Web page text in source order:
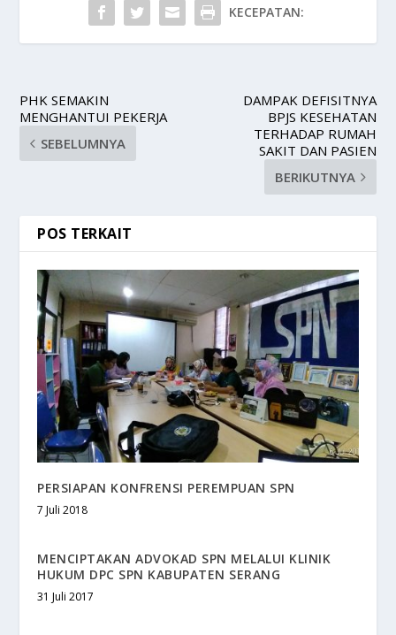
KECEPATAN:
PHK SEMAKIN
MENGHANTUI PEKERJA
SEBELUMNYA
DAMPAK DEFISITNYA
BPJS KESEHATAN
TERHADAP RUMAH
SAKIT DAN PASIEN
BERIKUTNYA
POS TERKAIT
PERSIAPAN KONFRENSI PEREMPUAN SPN
7 Juli 2018
MENCIPTAKAN ADVOKAD SPN MELALUI KLINIK
HUKUM DPC SPN KABUPATEN SERANG
31 Juli 2017